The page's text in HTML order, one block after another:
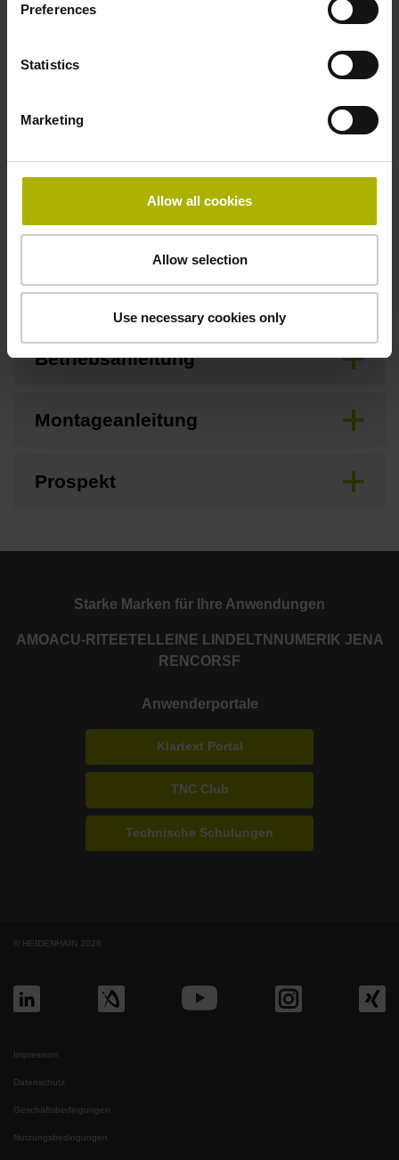
Preferences
Statistics
Marketing
Allow all cookies
Allow selection
Use necessary cookies only
10,00 mm
Downloads / CAD / Montage
Anschlussmaße
Betriebsanleitung
Montageanleitung
Prospekt
Starke Marken für Ihre Anwendungen
AMOACU-RITE ETEL LEINE LINDE LTN NUMERIK JENA
RENCORSF
Anwenderportale
Klartext Portal
TNC Club
Technische Schulungen
© HEIDENHAIN 2026
Impressum
Datenschutz
Geschäftsbedingungen
Nutzungsbedingungen